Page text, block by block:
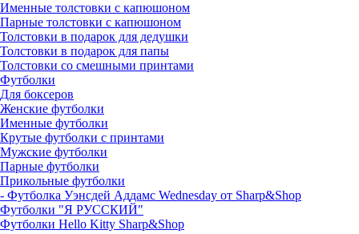
Именные толстовки с капюшоном
Парные толстовки с капюшоном
Толстовки в подарок для дедушки
Толстовки в подарок для папы
Толстовки со смешными принтами
Футболки
Для боксеров
Женские футболки
Именные футболки
Крутые футболки с принтами
Мужские футболки
Парные футболки
Прикольные футболки
- Футболка Уэнсдей Аддамс Wednesday от Sharp&Shop
Футболки "Я РУССКИЙ"
Футболки Hello Kitty Sharp&Shop